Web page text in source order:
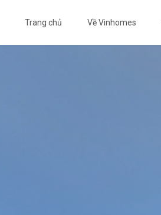
Trang chủ Về Vinhomes